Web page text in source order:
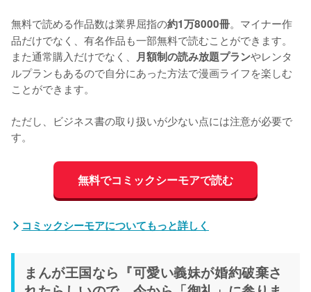
無料で読める作品数は業界屈指の約1万8000冊。マイナー作
品だけでなく、有名作品も一部無料で読むことができます。
また通常購入だけでなく、 月額制の読み放題プランやレンタ
ルプランもあるので自分にあった方法で漫画ライフを楽しむ
ことができます。
ただし、ビジネス書の取り扱いが少ない点には注意が必要で
す。
無料でコミックシーモアで読む
コミックシーモアについてもっと詳しく
まんが王国なら『可愛い義妹が婚約破棄さ